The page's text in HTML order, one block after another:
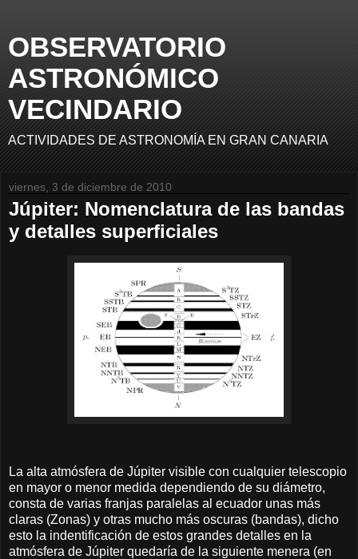
OBSERVATORIO
ASTRONÓMICO
VECINDARIO
ACTIVIDADES DE ASTRONOMÍA EN GRAN CANARIA
viernes, 3 de diciembre de 2010
Júpiter: Nomenclatura de las bandas
y detalles superficiales
La alta atmósfera de Júpiter visible con cualquier telescopio
en mayor o menor medida dependiendo de su diámetro,
consta de varias franjas paralelas al ecuador unas más
claras (Zonas) y otras mucho más oscuras (bandas), dicho
esto la indentificación de estos grandes detalles en la
atmósfera de Júpiter quedaría de la siguiente menera (en